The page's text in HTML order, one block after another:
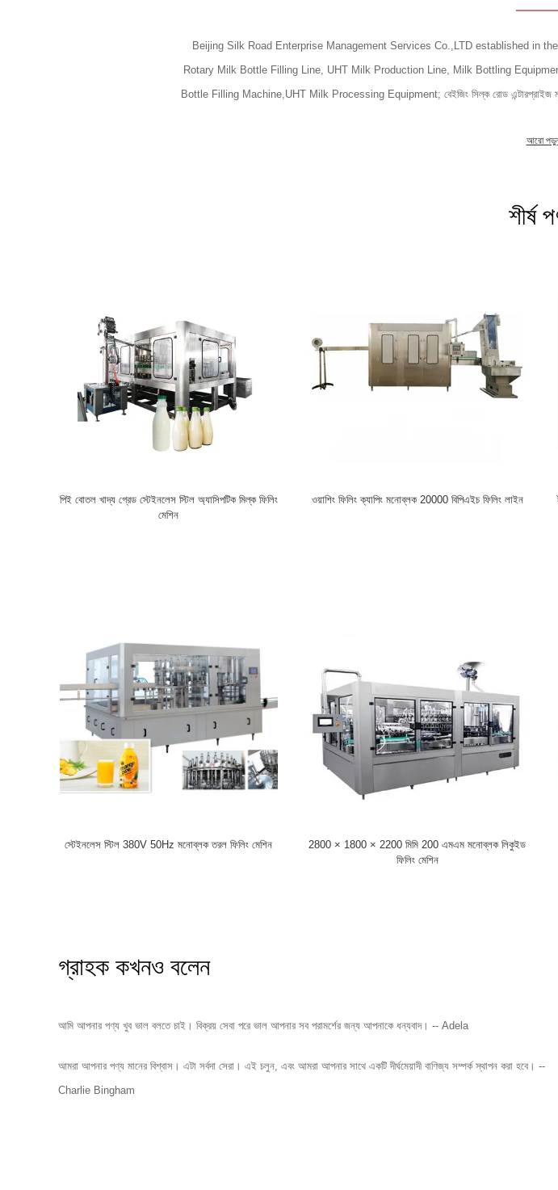
Beijing Silk Road Enterprise Management Services Co.,LTD established in
Rotary Milk Bottle Filling Line, UHT Milk Production Line, Milk Bottling
Bottle Filling Machine,UHT Milk Processing Equipment; বেইজিং সিল্ক রোড এন্টারপ্রাইজ
মিল্ক প্রসেসিং সরঞ্জাম; total solution and integration services for the liquid food (such
বৈজ্ঞানিক এবং কঠোর পরিচালন, পণ্য উত্পাদন ব্যবস্থায় পানীয় যান্ত্রিক উৎকর্ষতা গঠন করে।
সর্বাধিক শক্তিশালী গ্যারান্টিতে ঝংগিন
আরো
শীর্ষ
পিই বোতল খাদ্য গ্রেড স্টেইনলেস স্টিল অ্যাসিপটিক মিল্ক ফিলিং
মেশিন
ওয়াশিং ফিলিং ক্যাপিং মনোব্লক 20000 বিপিএইচ ফিলিং লাইন
স্টেইনলেস স্টিল 380V 50Hz মনোব্লক তরল ফিলিং মেশিন
2800 × 1800 × 2200 মিমি 200 এমএম মনোব্লক লিকুইড
ফিলিং মেশিন
গ্রাহক কখনও বলেন
আমি আপনার পণ্য খুব ভাল বলতে চাই। বিক্রয় সেবা পরে ভাল আপনার সব পরামর্শের জন্য আপনাকে ধন্যবাদ। -- Adela
আমরা আপনার পণ্য মানের বিশ্বাস। এটা সর্বদা সেরা। এই চলুন, এবং আমরা আপনার সাথে একটি দীর্ঘমেয়াদী বাণিজ্য সম্পর্ক স্থাপন করা হবে। --
Charlie Bingham